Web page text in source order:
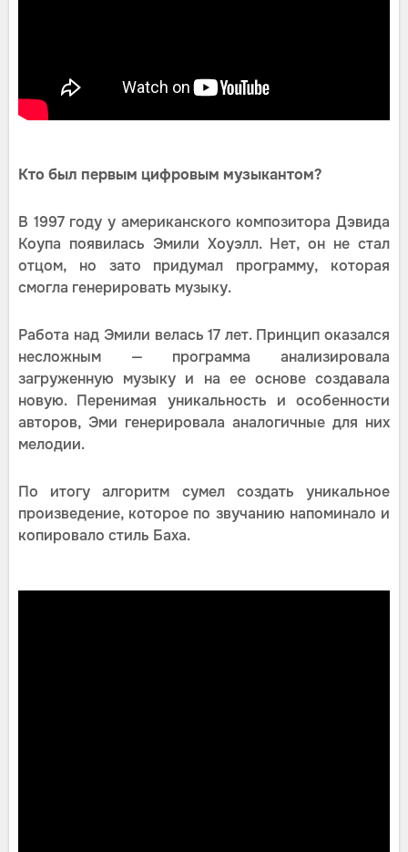
Кто был первым цифровым музыкантом?
В 1997 году у американского композитора Дэвида
Коупа появилась Эмили Хоуэлл. Нет, он не стал
отцом, но зато придумал программу, которая
смогла генерировать музыку.
Работа над Эмили велась 17 лет. Принцип оказался
несложным — программа анализировала
загруженную музыку и на ее основе создавала
новую. Перенимая уникальность и особенности
авторов, Эми генерировала аналогичные для них
мелодии.
По итогу алгоритм сумел создать уникальное
произведение, которое по звучанию напоминало и
копировало стиль Баха.